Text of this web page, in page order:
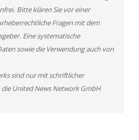
Bitte klären Sie vor einer
Fragen mit dem
Eine systematische
sowie die Verwendung auch von
sind nur mit schriftlicher
United News Network GmbH